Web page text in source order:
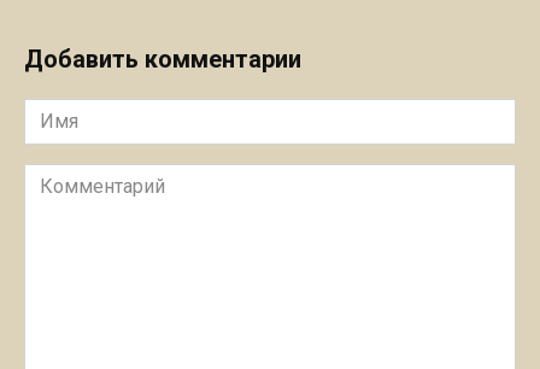
Добавить комментарии
Имя
Комментарий